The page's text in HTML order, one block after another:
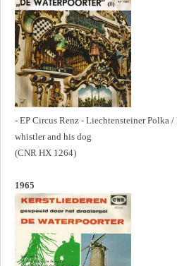
- EP Circus Renz - Liechtensteiner Polka
whistler and his dog
(CNR HX 1264)
1965